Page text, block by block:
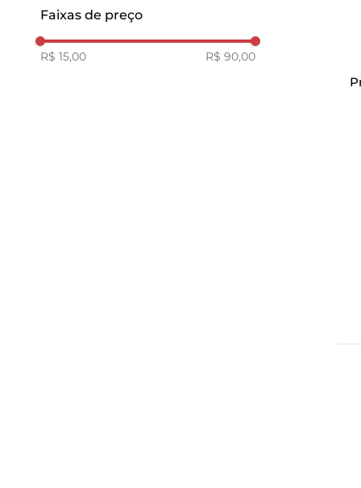
SUNDOWN
Faixas de preço
R$ 15,00 R$ 90,00